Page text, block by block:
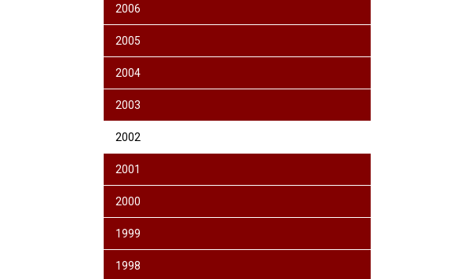
2006
2005
2004
2003
2002
2001
2000
1999
1998